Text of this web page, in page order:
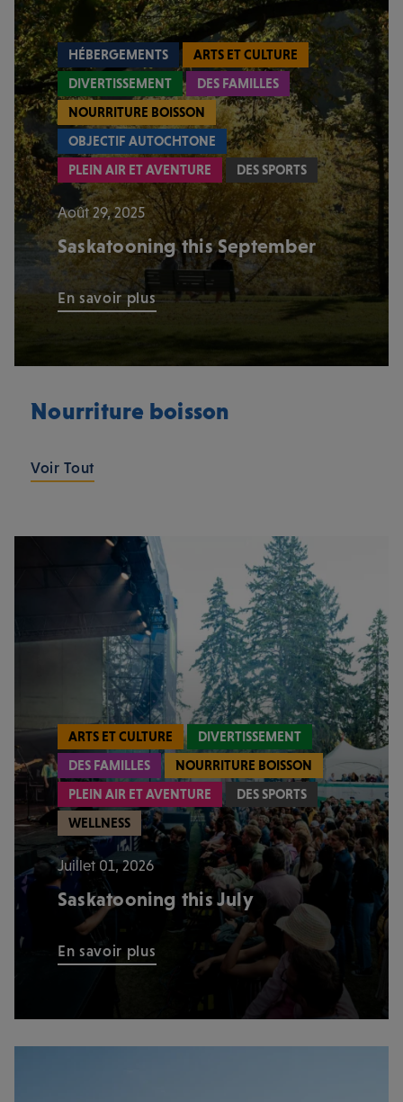
HÉBERGEMENTS
ARTS ET CULTURE
DIVERTISSEMENT
DES FAMILLES
NOURRITURE BOISSON
OBJECTIF AUTOCHTONE
PLEIN AIR ET AVENTURE
DES SPORTS
Août 29, 2025
Saskatooning this September
En savoir plus
Nourriture boisson
Voir Tout
ARTS ET CULTURE
DIVERTISSEMENT
DES FAMILLES
NOURRITURE BOISSON
PLEIN AIR ET AVENTURE
DES SPORTS
WELLNESS
Juillet 01, 2026
Saskatooning this July
En savoir plus